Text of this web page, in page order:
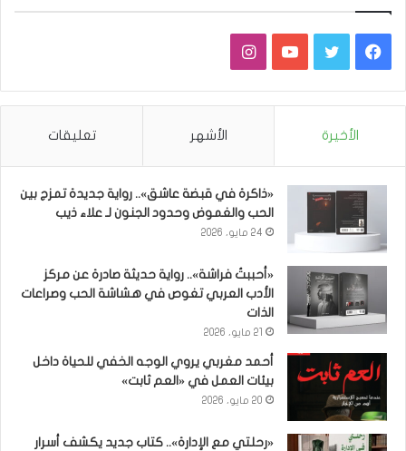
فيسبوكتويتر يوتيوبانستقرام
الأخيرة الأشهر تعليقات
«ذاكرة في قبضة عاشق».. رواية جديدة تمزج بين
الحب والغموض وحدود الجنون لـ علاء ذيب
24 مايو، 2026
«أحببتُ فراشة».. رواية حديثة صادرة عن مركز
الأدب العربي تغوص في هشاشة الحب وصراعات
الذات
21 مايو، 2026
أحمد مغربي يروي الوجه الخفي للحياة داخل
بيئات العمل في «العم ثابت»
20 مايو، 2026
«رحلتي مع الإدارة».. كتاب جديد يكشف أسرار